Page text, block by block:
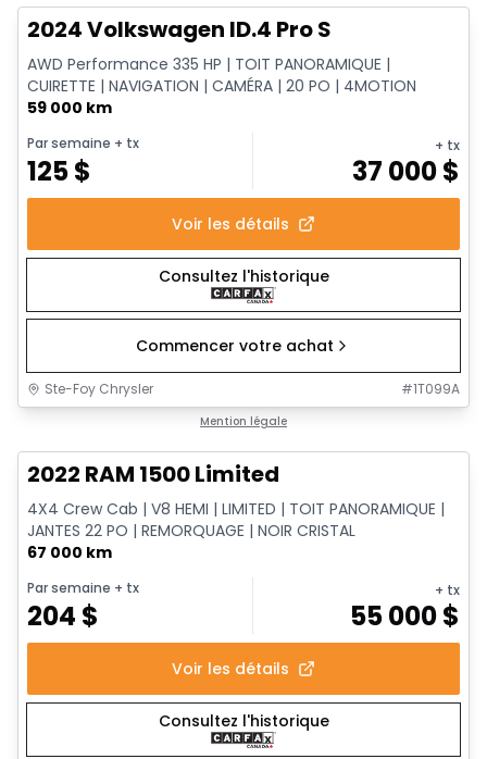
2024 Volkswagen ID.4 Pro S
AWD Performance 335 HP | TOIT PANORAMIQUE |
CUIRETTE | NAVIGATION | CAMÉRA | 20 PO | 4MOTION
59 000 km
Par semaine + tx
125$
+ tx
37 000$
Voir les détails
Consultez l'historique
Commencer votre achat
Ste-Foy Chrysler #1T099A
Mention légale
2022 RAM 1500 Limited
4X4 Crew Cab | V8 HEMI | LIMITED | TOIT PANORAMIQUE |
JANTES 22 PO | REMORQUAGE | NOIR CRISTAL
67 000 km
Par semaine + tx
204 $
+ tx
55 000$
Voir les détails
Consultez l'historique